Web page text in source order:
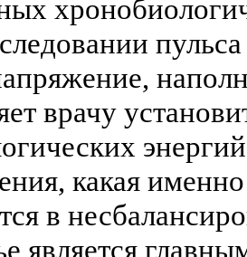
врачу
какая
в
является